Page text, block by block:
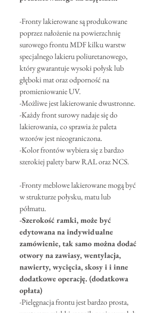
-Fronty lakierowane są produkowane
poprzez nałożenie na powierzchnię
surowego frontu MDF kilku warstw
specjalnego lakieru poliuretanowego,
który gwarantuje wysoki połysk lub
głęboki mat oraz odporność na
promieniowanie UV.
-Możliwe jest lakierowanie dwustronne.
-Każdy front surowy nadaje się do
lakierowania, co sprawia że paleta
wzorów jest nieograniczona.
-Kolor frontów wybiera się z bardzo
szerokiej palety barw RAL oraz NCS.
-Fronty meblowe lakierowane mogą być
w strukturze połysku, matu lub
półmatu.
-Szerokość ramki, może być
edytowana na indywidualne
zamówienie, tak samo można dodać
otwory na zawiasy, wentylacja,
nawierty, wycięcia, skosy i i inne
dodatkowe operację. (dodatkowa
opłata)
-Pielęgnacja frontu jest bardzo prosta,